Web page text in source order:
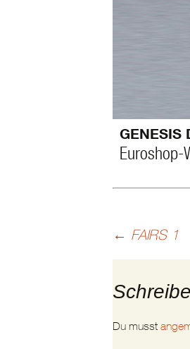
GENESIS
Euroshop-
← FAIRS 1
Du musst